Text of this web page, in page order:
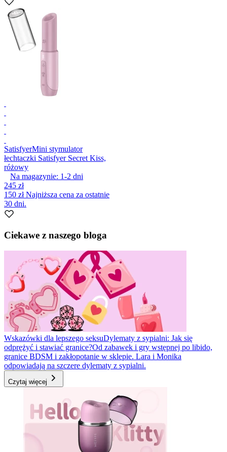
SatisfyerMini stymulator
łechtaczki Satisfyer Secret Kiss,
różowy
Na magazynie: 1-2 dni
245 zł
150 złNajniższa cena za ostatnie
30 dni.
Ciekawe z naszego bloga
Wskazówki dla lepszego seksuDylematy z sypialni: Jak się
odprężyć i stawiać granice?Od zabawek i gry wstępnej po libido,
granice BDSM i zakłopotanie w sklepie. Lara i Monika
odpowiadają na szczere dylematy z sypialni.
Czytaj więcej